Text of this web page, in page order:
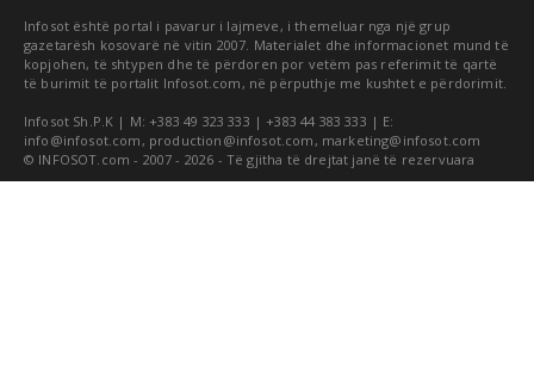
Infosot është portal i pavarur i lajmeve, i themeluar nga një grup
gazetarësh kosovarë në vitin 2007. Materialet dhe informacionet mund të
kopjohen, të shtypen dhe të përdoren por vetëm pas referimit të qartë
të burimit të portalit Infosot.com, në përputhje me kushtet e përdorimit.
Infosot Sh.P.K | M: +383 49 323 333 | +383 44 383 333 | E:
info@infosot.com , production@infosot.com , marketing@infosot.com
© INFOSOT.com - 2007 - 2026 - Të gjitha të drejtat janë të rezervuara